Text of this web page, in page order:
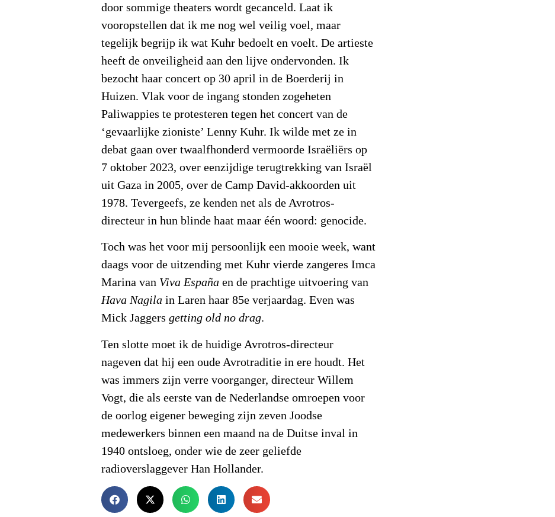
door sommige theaters wordt gecanceld. Laat ik
vooropstellen dat ik me nog wel veilig voel, maar
tegelijk begrijp ik wat Kuhr bedoelt en voelt. De artieste
heeft de onveiligheid aan den lijve ondervonden. Ik
bezocht haar concert op 30 april in de Boerderij in
Huizen. Vlak voor de ingang stonden zogeheten
Paliwappies te protesteren tegen het concert van de
‘gevaarlijke zioniste’ Lenny Kuhr. Ik wilde met ze in
debat gaan over twaalfhonderd vermoorde Israëliërs op
7 oktober 2023, over eenzijdige terugtrekking van Israël
uit Gaza in 2005, over de Camp David-akkoorden uit
1978. Tevergeefs, ze kenden net als de Avrotros-
directeur in hun blinde haat maar één woord: genocide.
Toch was het voor mij persoonlijk een mooie week, want
daags voor de uitzending met Kuhr vierde zangeres Imca
Marina van Viva España en de prachtige uitvoering van
Hava Nagila in Laren haar 85e verjaardag. Even was
Mick Jaggersgetting old no drag.
Ten slotte moet ik de huidige Avrotros-directeur
nageven dat hij een oude Avrotraditie in ere houdt. Het
was immers zijn verre voorganger, directeur Willem
Vogt, die als eerste van de Nederlandse omroepen voor
de oorlog eigener beweging zijn zeven Joodse
medewerkers binnen een maand na de Duitse inval in
1940 ontsloeg, onder wie de zeer geliefde
radioverslaggever Han Hollander.